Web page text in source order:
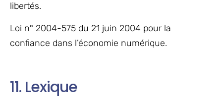
libertés.
Loi n° 2004-575 du 21 juin 2004 pour la
confiance dans l’économie numérique.
11. Lexique